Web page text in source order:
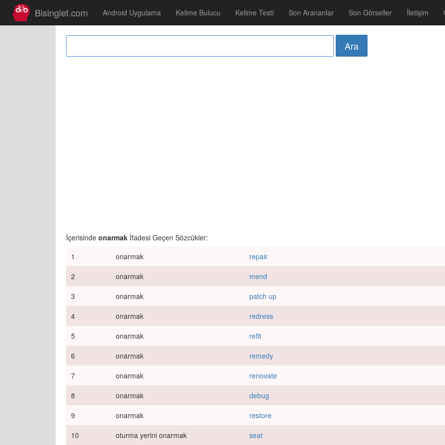
Bisinglet.com Android Uygulama Kelime Bulucu Kelime Testi Son Arananlar Son Görseller İletişim
İçerisinde onarmak İfadesi Geçen Sözcükler:
1
onarmak
repair
2
onarmak
mend
3
onarmak
patch up
4
onarmak
redress
5
onarmak
refit
6
onarmak
remedy
7
onarmak
renovate
8
onarmak
debug
9
onarmak
restore
10
oturma yerini onarmak seat